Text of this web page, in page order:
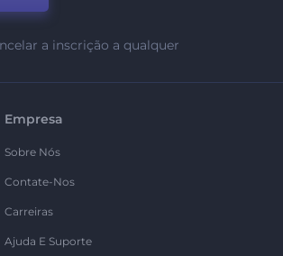
a inscrição a qualquer
Empresa
Sobre Nós
Contate-Nos
Carreiras
Ajuda E Suporte